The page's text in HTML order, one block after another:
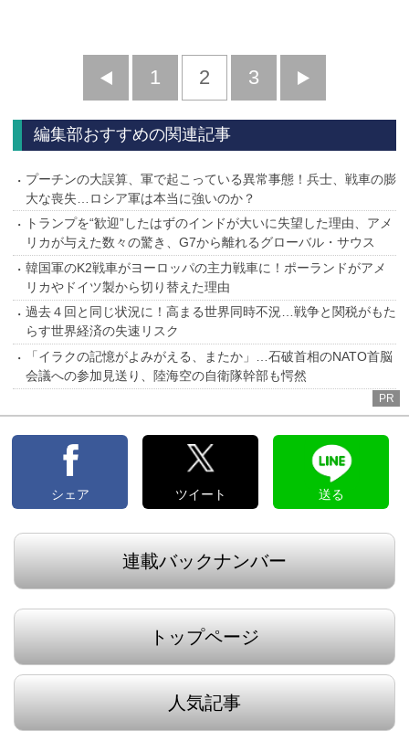
前
へ
1 2 3
へ
編集部おすすめの関連記事
プーチンの大誤算、軍で起こっている異常事態！兵士、戦車の膨
大な喪失…ロシア軍は本当に強いのか？
トランプを“歓迎”したはずのインドが大いに失望した理由、アメ
リカが与えた数々の驚き、G7から離れるグローバル・サウス
韓国軍のK2戦車がヨーロッパの主力戦車に！ポーランドがアメ
リカやドイツ製から切り替えた理由
過去４回と同じ状況に！高まる世界同時不況…戦争と関税がもた
らす世界経済の失速リスク
「イラクの記憶がよみがえる、またか」…石破首相のNATO首脳
会議への参加見送り、陸海空の自衛隊幹部も愕然
PR
シェア ツイート 送る
連載バックナンバー
トップページ
人気記事